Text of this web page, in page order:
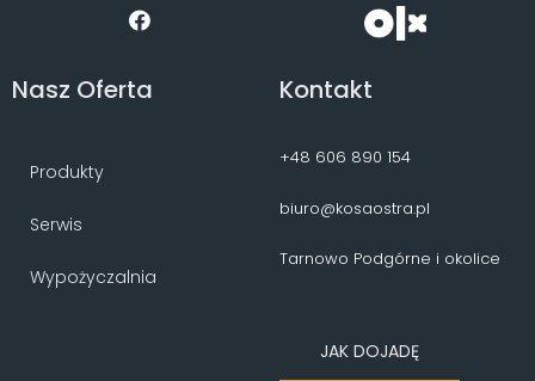
Nasz Oferta
Produkty
Serwis
Wypożyczalnia
Kontakt
+48 606 890 154
biuro@kosaostra.pl
Tarnowo Podgórne i okolice
JAK DOJADĘ